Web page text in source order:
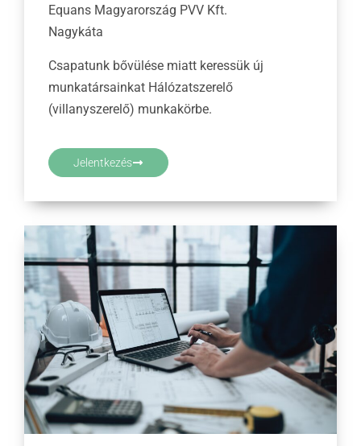
Equans Magyarország PVV Kft.
Nagykáta
Csapatunk bővülése miatt keressük új
munkatársainkat Hálózatszerelő
(villanyszerelő) munkakörbe.
Jelentkezés